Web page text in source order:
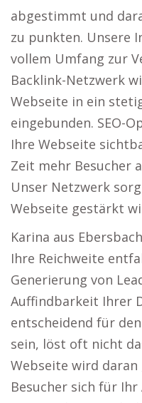
abgestimmt und
zu punkten. Unsere
vollem Umfang zur
Backlink-Netzwerk
Webseite in ein
eingebunden. SEO-
Ihre Webseite
Zeit mehr Besucher
Unser Netzwerk
Webseite gestärkt
Karina aus
Ihre Reichweite
Generierung von
Auffindbarkeit Ihrer
entscheidend für
sein, löst oft nicht
Webseite wird daran
Besucher sich für